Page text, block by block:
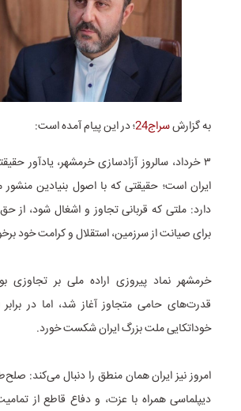
به گزارشسراج24
؛ در این پیام آمده است:
‏۳ خرداد، سالروز آزادسازی خرمشهر، یادآور
ایران است؛ حقیقتی که با اصول بنیادین منشور
دارد: ملتی که قربانی تجاوز و اشغال شود، از
برای صیانت از سرزمین، استقلال و کرامت خود
خرمشهر نماد پیروزی اراده ملی بر تجاوزی
قدرت‌های حامی متجاوز آغاز شد، اما در برابر
خوداتکایی ملت بزرگ ایران شکست خورد.
امروز نیز ایران همان منطق را دنبال می‌کند:
دیپلماسی همراه با عزت، و دفاع قاطع از